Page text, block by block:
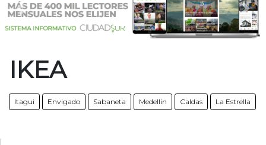
Previous
IKEA
Itagui Envigado Sabaneta Medellin Caldas La Estrella